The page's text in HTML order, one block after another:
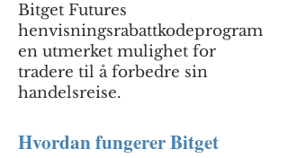
Bitget Futures
henvisningsrabattkodeprogram
en utmerket mulighet for
tradere til å forbedre sin
handelsreise.
Hvordan fungerer Bitget